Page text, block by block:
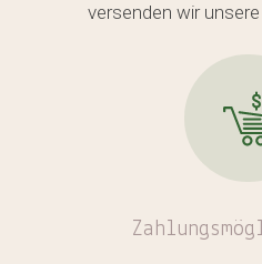
versenden wir